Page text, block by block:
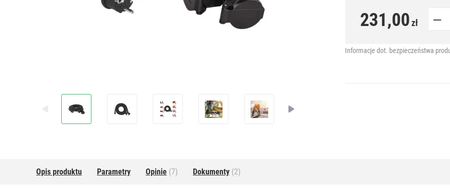
231,00zł
Informacje dot. bezpieczeństwa
Opis produktu Parametry Opinie (7) Dokumenty (2)